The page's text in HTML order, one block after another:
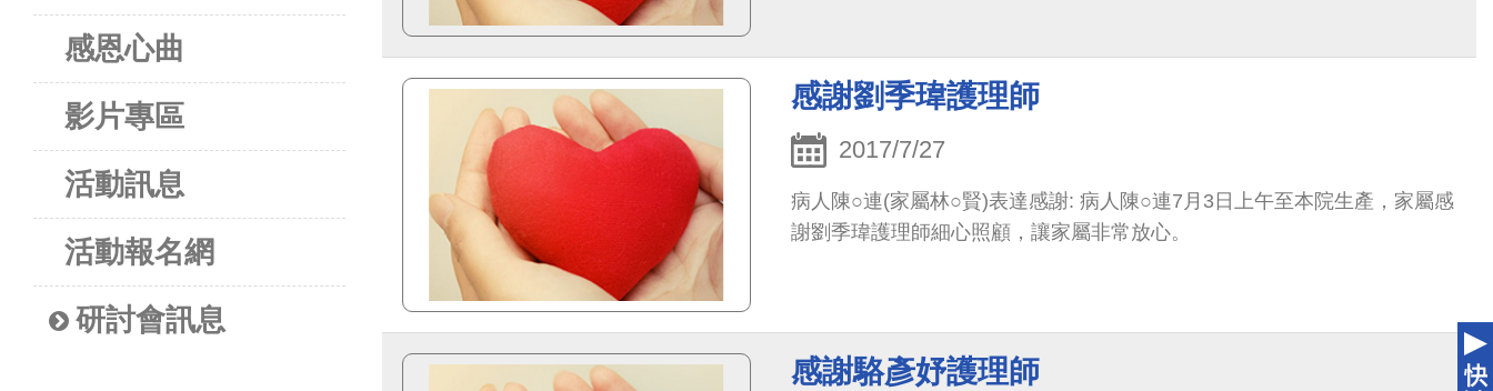
感恩心曲
影片專區
活動訊息
活動報名網
研討會訊息
穩定，一天比一天恢復，我們家屬真的很感謝陳醫師及護理人員，真心感
恩！
感謝劉季瑋護理師
2017/7/27
病人陳○連(家屬林○賢)表達感謝: 病人陳○連7月3日上午至本院生產，家屬感
謝劉季瑋護理師細心照顧，讓家屬非常放心。
感謝駱彥妤護理師